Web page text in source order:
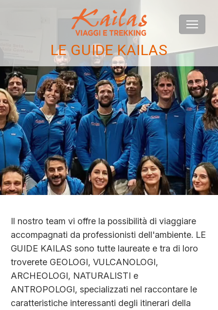
LE GUIDE KAILAS
Il nostro team vi offre la possibilità di viaggiare
accompagnati da professionisti dell'ambiente. LE
GUIDE KAILAS sono tutte laureate e tra di loro
troverete GEOLOGI, VULCANOLOGI,
ARCHEOLOGI, NATURALISTI e
ANTROPOLOGI, specializzati nel raccontare le
caratteristiche interessanti degli itinerari della